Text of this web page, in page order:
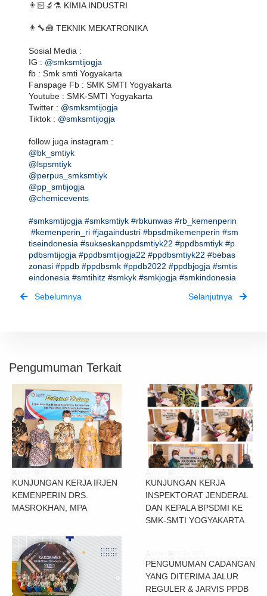
👨🏻‍🔬⚗️ KIMIA INDUSTRI
👨‍🔧🧰 TEKNIK MEKATRONIKA
Sosial Media :
IG : @smksmtijogja
fb : Smk smti Yogyakarta
Fanspage Fb : SMK SMTI Yogyakarta
Youtube : SMK-SMTI Yogyakarta
Twitter : @smksmtijogja
Tiktok : @smksmtijogja
follow juga instagram :
@bk_smtiyk
@lspsmtiyk
@perpus_smksmtiyk
@pp_smtijogja
@chemicevents
#smksmtijogja #smksmtiyk #rbkunwas #rb_kemenperin
#kemenperin_ri #jagaindustri #bpsdmikemenperin #sm
tiseindonesia #sukseskanppdsmtiyk22 #ppdbsmtiyk #p
pdbsmtijogja #ppdbsmtijogja22 #ppdbsmtiyk22 #bebas
zonasi #ppdb #ppdbsmk #ppdb2022 #ppdbjogja #smtis
eindonesia #smtihitz #smkyk #smkjogja #smkindonesia
Sebelumnya
Selanjutnya
Pengumuman Terkait
KUNJUNGAN KERJA IRJEN
KEMENPERIN DRS.
MASROKHAN, MPA
KUNJUNGAN KERJA
INSPEKTORAT JENDERAL
DAN KEPALA BPSDMI KE
SMK-SMTI YOGYAKARTA
PENGUMUMAN CADANGAN
YANG DITERIMA JALUR
REGULER & JARVIS PPDB